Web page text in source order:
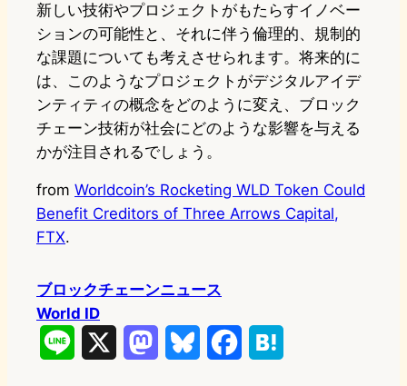
新しい技術やプロジェクトがもたらすイノベー
ションの可能性と、それに伴う倫理的、規制的
な課題についても考えさせられます。将来的に
は、このようなプロジェクトがデジタルアイデ
ンティティの概念をどのように変え、ブロック
チェーン技術が社会にどのような影響を与える
かが注目されるでしょう。
from Worldcoin’s Rocketing WLD Token Could
Benefit Creditors of Three Arrows Capital,
FTX.
ブロックチェーンニュース
World ID